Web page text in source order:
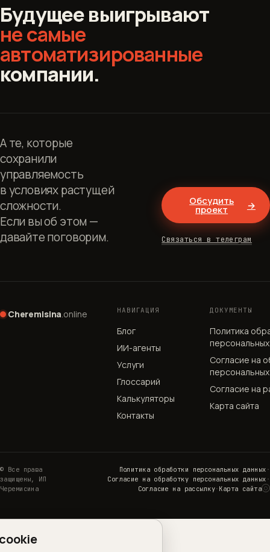
Будущее выигрывают
не самые
автоматизированные
компании.
А те, которые
сохранили
управляемость
в условиях растущей
сложности.
Если вы об этом —
давайте поговорим.
Обсудить
проект →
Связаться в телеграм
Cheremisina.online НАВИГАЦИЯ
Блог
ИИ-агенты
Услуги
Глоссарий
Калькуляторы
Контакты
ДОКУМЕНТЫ
Политика
Согласие на
Согласие на
Карта сайта
© Все права
защищены, ИП
Черемисина
Политика обработки персональных данных ·
Согласие на обработку персональных данных ·
Согласие на рассылку· Карта сайта ◌